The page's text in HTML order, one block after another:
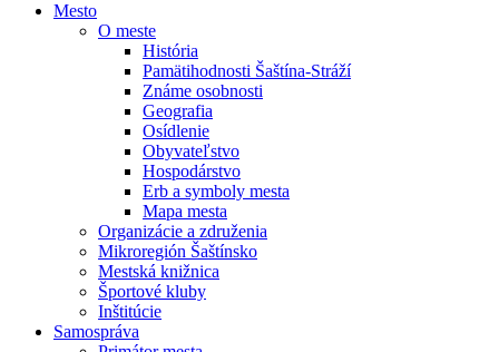
Mesto
O meste
História
Pamätihodnosti Šaštína-Stráží
Známe osobnosti
Geografia
Osídlenie
Obyvateľstvo
Hospodárstvo
Erb a symboly mesta
Mapa mesta
Organizácie a združenia
Mikroregión Šaštínsko
Mestská knižnica
Športové kluby
Inštitúcie
Samospráva